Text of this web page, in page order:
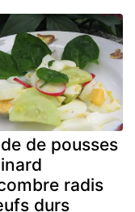
de pousses
radis
durs